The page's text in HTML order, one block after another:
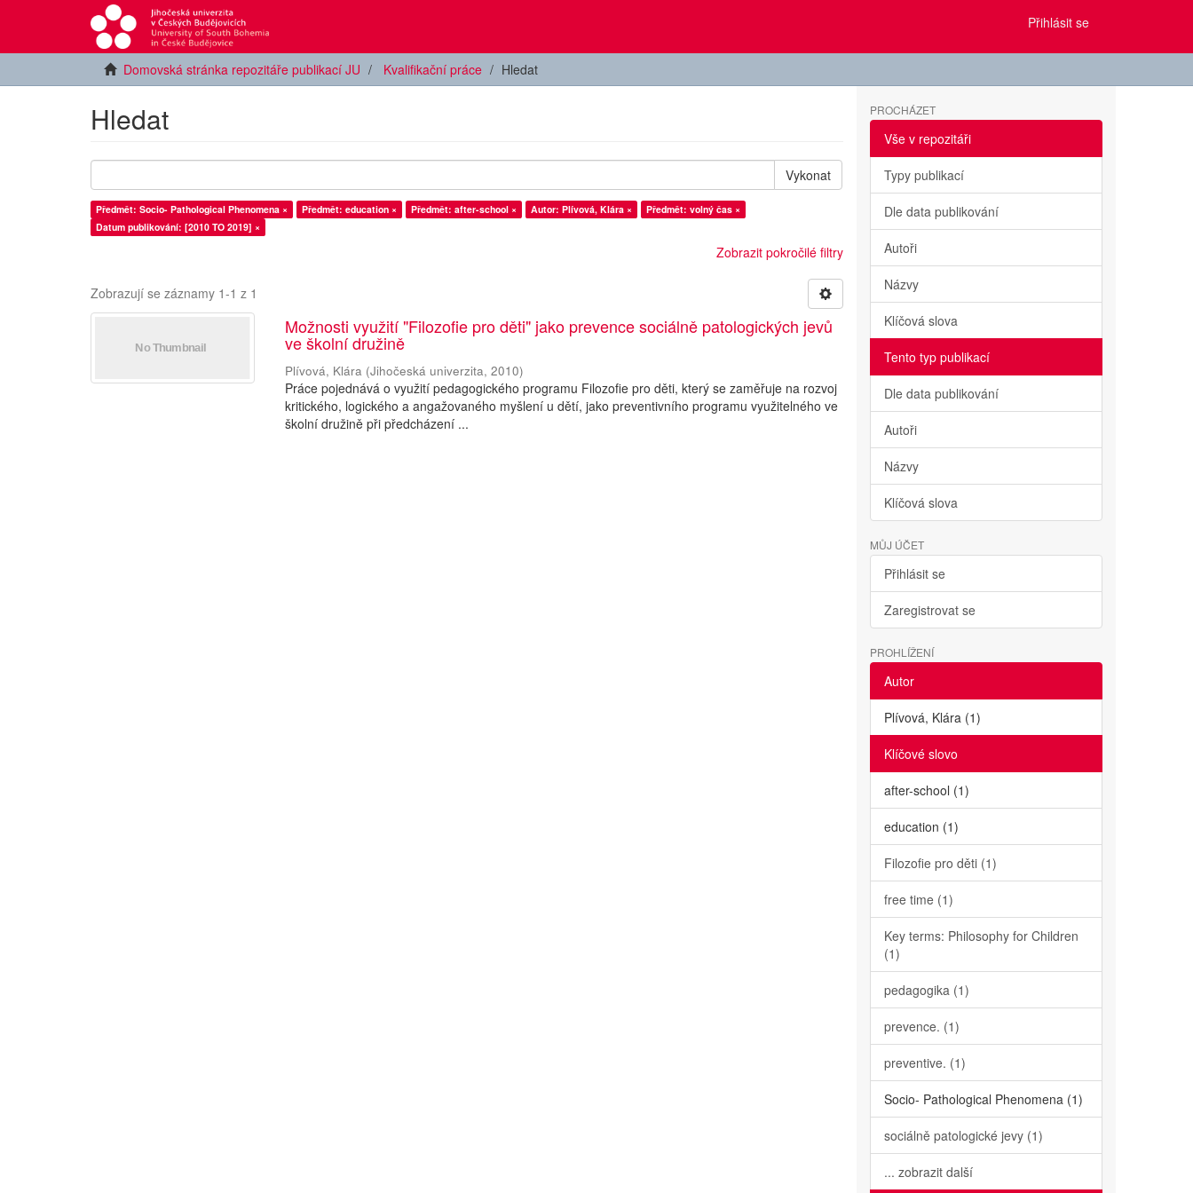
Přihlásit se
Domovská stránka repozitáře publikací JU Kvalifikační práce Hledat
Hledat
Vykonat
Předmět: Socio- Pathological Phenomena × Předmět: education × Předmět: after-school × Autor: Plívová, Klára ×
Předmět: volný čas ×
Datum publikování: [2010 TO 2019] ×
Zobrazit pokročilé filtry
Zobrazují se záznamy 1-1 z 1
Možnosti využití "Filozofie pro děti" jako prevence sociálně patologických jevů
ve školní družině
Plívová, Klára (Jihočeská univerzita,2010)
Práce pojednává o využití pedagogického programu Filozofie pro děti, který se zaměřuje na rozvoj
kritického, logického a angažovaného myšlení u dětí, jako preventivního programu využitelného ve
školní družině při předcházení ...
PROCHÁZET
Vše v repozitáři
Typy publikací
Dle data publikování
Autoři
Názvy
Klíčová slova
Tento typ publikací
Dle data publikování
Autoři
Názvy
Klíčová slova
MŮJ ÚČET
Přihlásit se
Zaregistrovat se
PROHLÍŽENÍ
Autor
Plívová, Klára (1)
Klíčové slovo
after-school (1)
education (1)
Filozofie pro děti (1)
free time (1)
Key terms: Philosophy for Children
(1)
pedagogika (1)
prevence. (1)
preventive. (1)
Socio- Pathological Phenomena (1)
sociálně patologické jevy (1)
... zobrazit další